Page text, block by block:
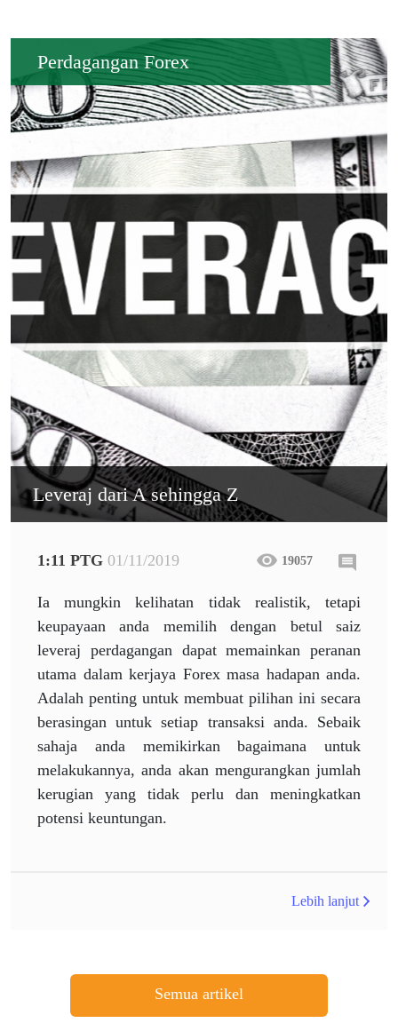
Perdagangan Forex
Leveraj dari A sehingga Z
1:11 PTG 01/11/2019 19057
Ia mungkin kelihatan tidak realistik, tetapi
keupayaan anda memilih dengan betul saiz
leveraj perdagangan dapat memainkan peranan
utama dalam kerjaya Forex masa hadapan anda.
Adalah penting untuk membuat pilihan ini secara
berasingan untuk setiap transaksi anda. Sebaik
sahaja anda memikirkan bagaimana untuk
melakukannya, anda akan mengurangkan jumlah
kerugian yang tidak perlu dan meningkatkan
potensi keuntungan.
Lebih lanjut
Semua artikel